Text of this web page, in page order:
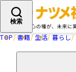
検索
TOP 書籍 生活 暮らし